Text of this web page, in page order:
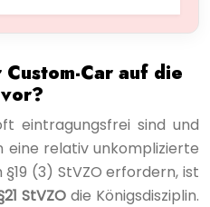
Car auf die
eintragungsfrei sind und
relativ unkomplizierte
(3) StVZO erfordern, ist
StVZOdie Königsdisziplin.